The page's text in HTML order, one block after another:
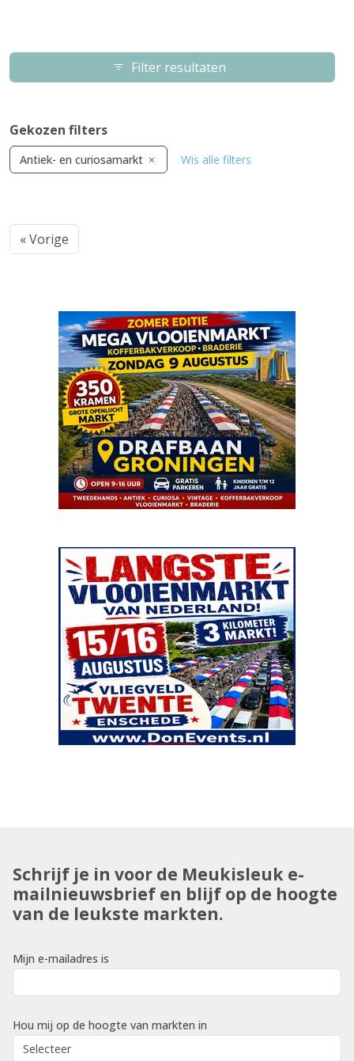
Filter resultaten
Gekozen filters
Antiek- en curiosamarkt Wis alle filters
« Vorige
Schrijf je in voor de Meukisleuk e-
mailnieuwsbrief en blijf op de hoogte
van de leukste markten.
Mijn e-mailadres is
Hou mij op de hoogte van markten in